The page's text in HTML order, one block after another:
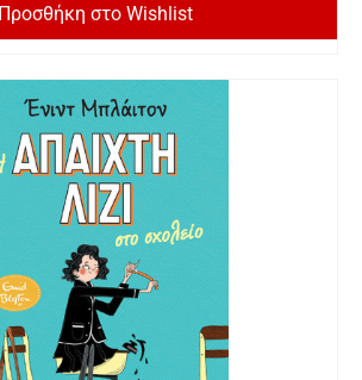
Προσθήκη στο Wishlist